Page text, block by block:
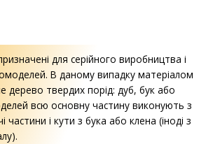
для серійного виробництва і
В даному випадку матеріалом
дерево твердих порід: дуб, бук або
всю основну частину виконують з
частини і кути з бука або клена (іноді з